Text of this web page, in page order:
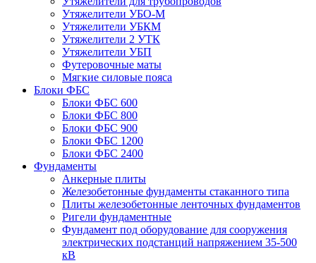
Утяжелители УБО-М
Утяжелители УБКМ
Утяжелители 2 УТК
Утяжелители УБП
Футеровочные маты
Мягкие силовые пояса
Блоки ФБС
Блоки ФБС 600
Блоки ФБС 800
Блоки ФБС 900
Блоки ФБС 1200
Блоки ФБС 2400
Фундаменты
Анкерные плиты
Железобетонные фундаменты стаканного типа
Плиты железобетонные ленточных фундаментов
Ригели фундаментные
Фундамент под оборудование для сооружения
электрических подстанций напряжением 35-500
кВ